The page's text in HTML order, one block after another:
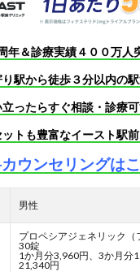
年＆診療実績４００万人
駅から徒歩３分以内の
ったらすぐ相談・診療可
トも豊富なイースト駅
ウンセリングは
男性
プロペシアジェネリック（
30錠
1か月分3,960円、3か月分
21,340円